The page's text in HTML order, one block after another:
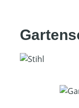
Bildergalerie